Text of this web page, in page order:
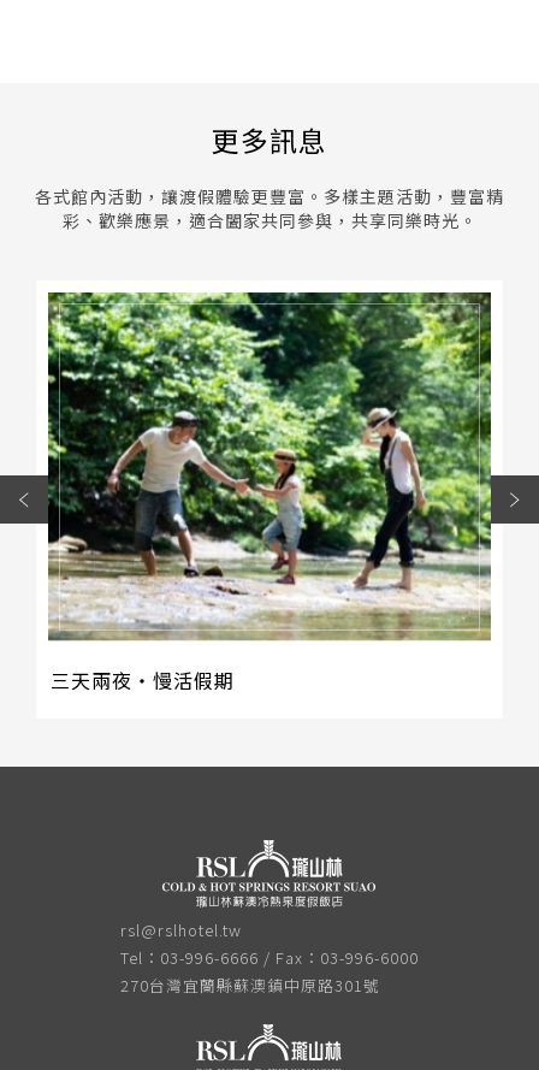
更多訊息
各式館內活動，讓渡假體驗更豐富。多樣主題活動，豐富精
彩、歡樂應景，適合闔家共同參與，共享同樂時光。
三天兩夜‧慢活假期
rsl@rslhotel.tw
Tel：03-996-6666 / Fax：03-996-6000
270台灣宜蘭縣蘇澳鎮中原路301號